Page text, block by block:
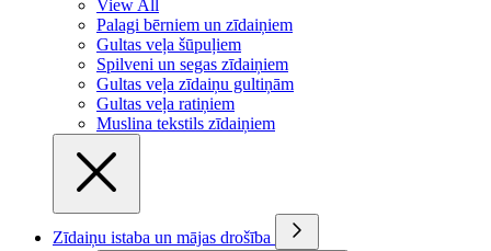
View All
Palagi bērniem un zīdaiņiem
Gultas veļa šūpuļiem
Spilveni un segas zīdaiņiem
Gultas veļa zīdaiņu gultiņām
Gultas veļa ratiņiem
Muslina tekstils zīdaiņiem
Zīdaiņu istaba un mājas drošība